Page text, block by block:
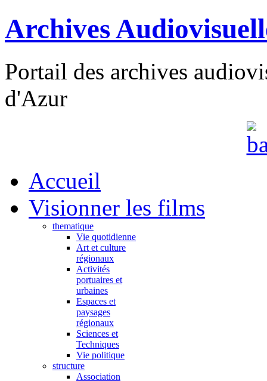
Archives
Portail des archives
d'Azur
Accueil
Visionner les films
thematique
Vie quotidienne
Art et culture
régionaux
Activités
portuaires et
urbaines
Espaces et
paysages
régionaux
Sciences et
Techniques
Vie politique
structure
Association